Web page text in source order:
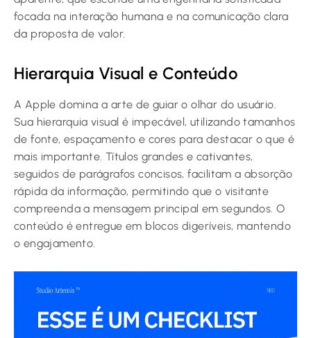
focada na interação humana e na comunicação clara
da proposta de valor.
Hierarquia Visual e Conteúdo
A Apple domina a arte de guiar o olhar do usuário.
Sua hierarquia visual é impecável, utilizando tamanhos
de fonte, espaçamento e cores para destacar o que é
mais importante. Títulos grandes e cativantes,
seguidos de parágrafos concisos, facilitam a absorção
rápida da informação, permitindo que o visitante
compreenda a mensagem principal em segundos. O
conteúdo é entregue em blocos digeríveis, mantendo
o engajamento.